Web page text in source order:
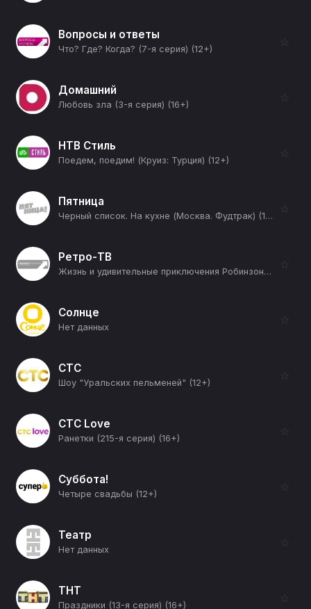
Вопросы и ответы
Что? Где? Когда? (7-я серия) (12+)
☆
Домашний
Любовь зла (3-я серия) (16+)
☆
НТВ Стиль
Поедем, поедим! (Круиз: Турция) (12+)
☆
Пятница
Черный список. На кухне (Москва. Фудтрак) (12+)
☆
Ретро-ТВ
Жизнь и удивительные приключения Робинзона Крузо (12+)
☆
Солнце
Нет данных
☆
СТС
Шоу "Уральских пельменей" (12+)
☆
СТС Love
Ранетки (215-я серия) (16+)
☆
Суббота!
Четыре свадьбы (12+)
☆
Театр
Нет данных
☆
ТНТ
Праздники (13-я серия) (16+)
☆